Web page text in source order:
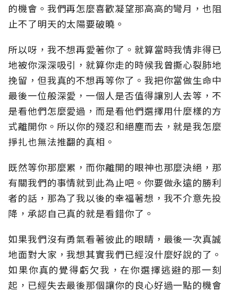
的機會。我們再怎麼喜歡凝望那高高的彎月，也阻
止不了明天的太陽要破曉。
所以呀，我不想再愛著你了。就算當時我情非得已
地被你深深吸引，就算你走的時候我曾撕心裂肺地
挽留，但我真的不想再等你了。我把你當做生命中
最後一位般深愛，一個人是否值得讓別人去等，不
是看他們怎麼愛過，而是看他們選擇用什麼樣的方
式離開你。所以你的殘忍和絕塵而去，就是我怎麼
掙扎也無法推翻的真相。
既然等你那麼累，而你離開的眼神也那麼決絕，那
有關我們的事情就到此為止吧。你要做永遠的勝利
者的話，那為了我以後的幸福著想，我不介意先投
降，承認自己真的就是看錯你了。
如果我們沒有勇氣看著彼此的眼睛，最後一次真誠
地面對大家，我想其實我們已經沒什麼好說的了。
如果你真的覺得虧欠我，在你選擇逃避的那一刻
起，已經失去最後那個讓你的良心好過一點的機會